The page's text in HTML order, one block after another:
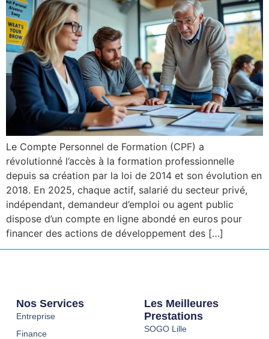
Le Compte Personnel de Formation (CPF) a
révolutionné l’accès à la formation professionnelle
depuis sa création par la loi de 2014 et son évolution en
2018. En 2025, chaque actif, salarié du secteur privé,
indépendant, demandeur d’emploi ou agent public
dispose d’un compte en ligne abondé en euros pour
financer des actions de développement des […]
Nos Services
Entreprise
Finance
Les Meilleures
Prestations
SOGO Lille